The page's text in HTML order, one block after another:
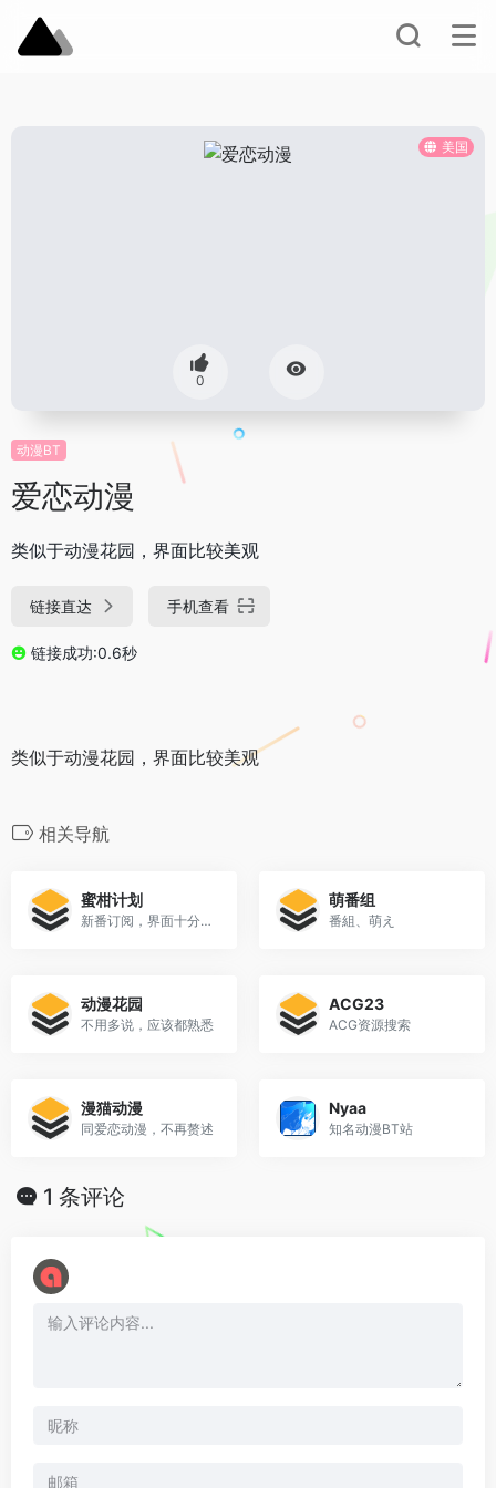
美国
0
动漫BT
爱恋动漫
类似于动漫花园，界面比较美观
链接直达 手机查看
链接成功:0.6秒
类似于动漫花园，界面比较美观
相关导航
蜜柑计划
新番订阅，界面十分友好
萌番组
番組、萌え
动漫花园
不用多说，应该都熟悉
ACG23
ACG资源搜索
漫猫动漫
同爱恋动漫，不再赘述
Nyaa
知名动漫BT站
1 条评论